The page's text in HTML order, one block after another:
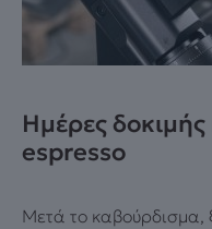
Ημέρες
espresso
Μετά το καβούρδισμα,